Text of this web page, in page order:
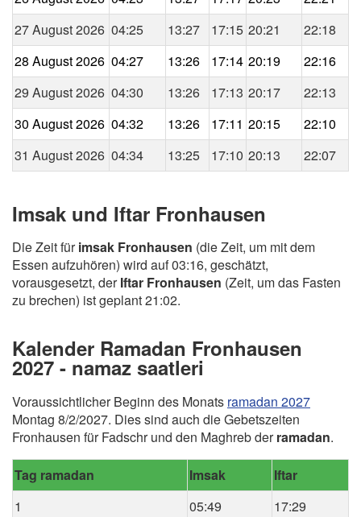
27 August 2026 04:25 13:27 17:15 20:21
22:18
28 August 2026 04:27 13:26 17:14 20:19
22:16
29 August 2026 04:30 13:26 17:13 20:17
22:13
30 August 2026 04:32 13:26 17:11 20:15
22:10
31 August 2026 04:34 13:25 17:10 20:13 22:07
Imsak und Iftar Fronhausen
Die Zeit fürimsak Fronhausen (die Zeit, um mit dem
Essen aufzuhören) wird auf 03:16, geschätzt,
vorausgesetzt, derIftar Fronhausen (Zeit, um das Fasten
zu brechen) ist geplant 21:02.
Kalender Ramadan Fronhausen
2027 - namaz saatleri
Voraussichtlicher Beginn des Monats ramadan 2027
Montag 8/2/2027. Dies sind auch die Gebetszeiten
Fronhausen für Fadschr und den Maghreb derramadan.
Tag ramadan Imsak
Iftar
1
05:49
17:29